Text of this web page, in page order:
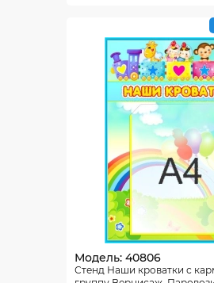
Модель: 40806
Стенд Наши кроватки с